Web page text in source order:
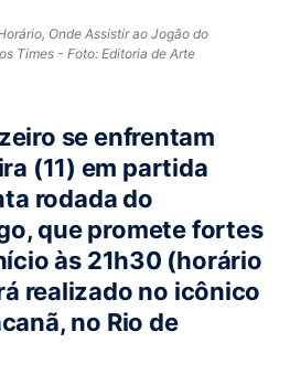
Onde Assistir ao Jogão do
Times - Foto: Editoria de Arte
se enfrentam
(11) em partida
rodada do
que promete fortes
às 21h30 (horário
realizado no icônico
no Rio de